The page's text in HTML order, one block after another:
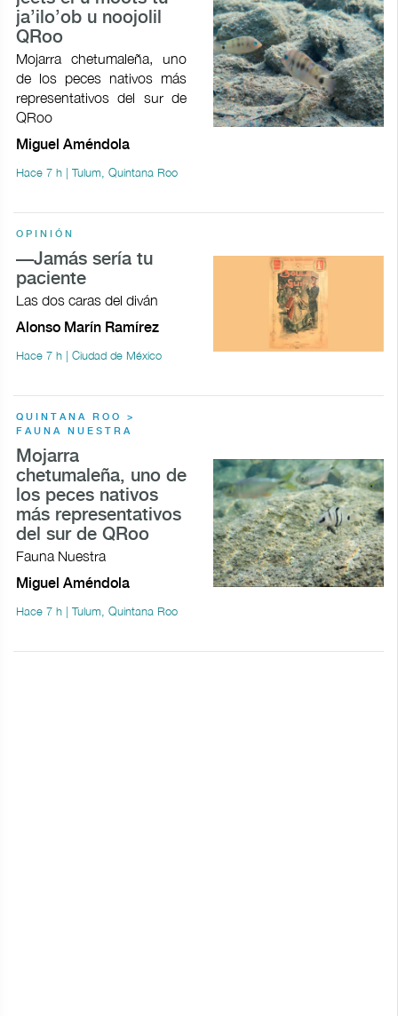
ja’ilo’ob u noojolil
QRoo
Mojarra chetumaleña, uno
de los peces nativos más
representativos del sur de
QRoo
Miguel Améndola
Hace 7 h | Tulum, Quintana Roo
OPINIÓN
—Jamás sería tu
paciente
Las dos caras del diván
Alonso Marín Ramírez
Hace 7 h | Ciudad de México
QUINTANA ROO >
FAUNA NUESTRA
Mojarra
chetumaleña, uno de
los peces nativos
más representativos
del sur de QRoo
Fauna Nuestra
Miguel Améndola
Hace 7 h | Tulum, Quintana Roo